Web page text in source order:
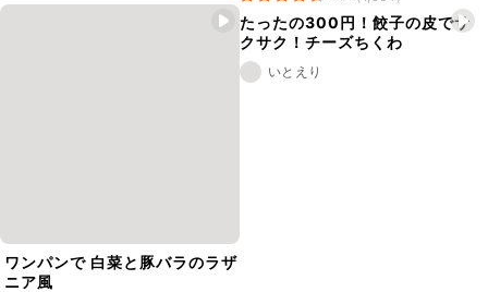
ワンパンで 白菜と豚バラのラザ
ニア風
たったの300円！餃子の皮でサ
クサク！チーズちくわ
いとえり